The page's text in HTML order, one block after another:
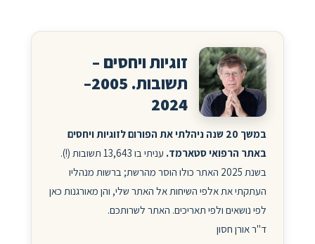
זוגיות ויחסים –
תשובות. 2005–
2024
במשך 20 שנה ניהלתי את הפורום לזוגיות ויחסים
באתר הרפואי סטארמד.
עניתי בו 13,643 תשובות (!).
בשנת 2025 האתר כולו הוסר מהרשת; ברשות מנהליו
העתקתי את אלפי השיחות אל האתר שלי, והן מאורגנות כאן
לפי נושאים ולפי תאריכים. האתר לשרותכם.
ד"ר אורן חסון